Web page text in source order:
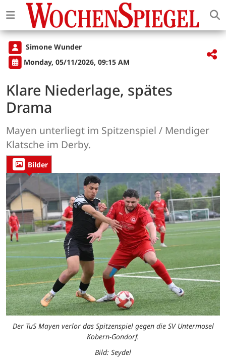
Simone Wunder
Monday, 05/11/2026, 09:15 AM
Klare Niederlage, spätes
Drama
Mayen unterliegt im Spitzenspiel / Mendiger
Klatsche im Derby.
Bilder
Der TuS Mayen verlor das Spitzenspiel gegen die SV Untermosel
Kobern-Gondorf.
Bild: Seydel